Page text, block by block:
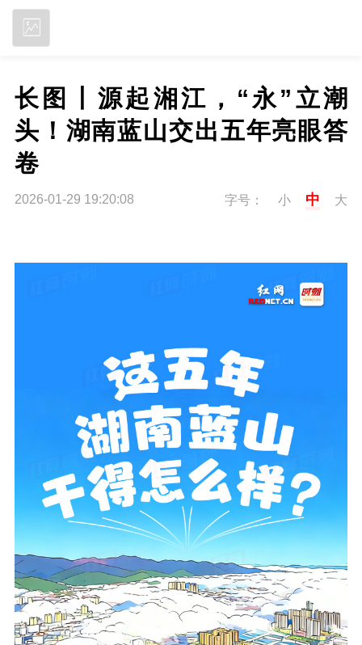
长图丨源起湘江，“永”立潮
头！湖南蓝山交出五年亮眼答
卷
2026-01-29 19:20:08 字号： 小 中 大